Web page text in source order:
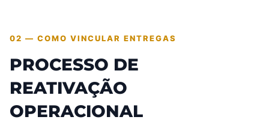
02 — COMO VINCULAR ENTREGAS
PROCESSO DE
REATIVAÇÃO
OPERACIONAL